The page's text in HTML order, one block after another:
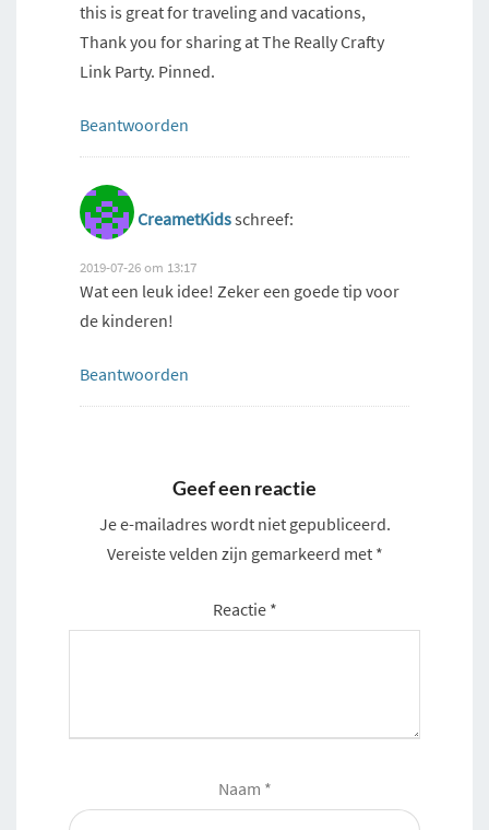
this is great for traveling and vacations,
Thank you for sharing at The Really Crafty
Link Party. Pinned.
Beantwoorden
CreametKidsschreef:
2019-07-26 om 13:17
Wat een leuk idee! Zeker een goede tip voor
de kinderen!
Beantwoorden
Geef een reactie
Je e-mailadres wordt niet gepubliceerd.
Vereiste velden zijn gemarkeerd met *
Reactie *
Naam *